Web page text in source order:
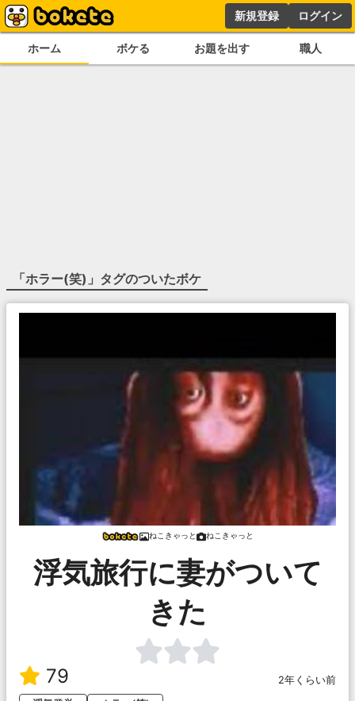
新規登録 ログイン
ホーム ボケる お題を出す 職人
「ホラー(笑) 」タグのついたボケ
ねこきゃっと ねこきゃっと
浮気旅行に妻がついて
きた
79
2年くらい前